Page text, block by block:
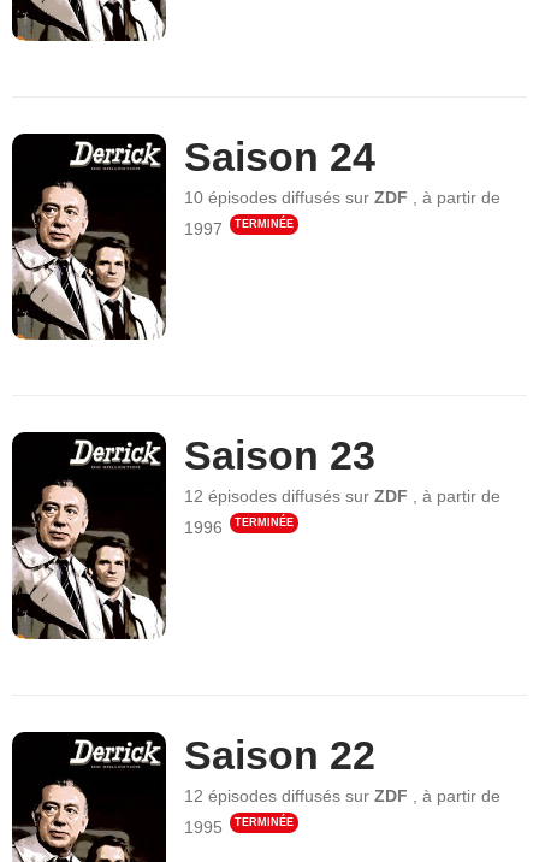
Saison 24
10 épisodes diffusés surZDF ,à partir de
1997
TERMINÉE
Saison 23
12 épisodes diffusés surZDF ,à partir de
1996
TERMINÉE
Saison 22
12 épisodes diffusés surZDF ,à partir de
1995
TERMINÉE